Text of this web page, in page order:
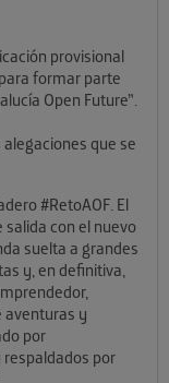
provisional
formar parte
Open Future”.
que se
#RetoAOF. El
con el nuevo
suelta a grandes
y, en definitiva,
aventuras y
por
por